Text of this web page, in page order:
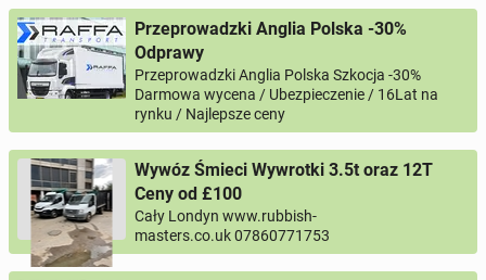
Przeprowadzki Anglia Polska -30%
Odprawy
Przeprowadzki Anglia Polska Szkocja -30%
Darmowa wycena / Ubezpieczenie / 16Lat na
rynku / Najlepsze ceny
Wywóz Śmieci Wywrotki 3.5t oraz 12T
Ceny od £100
Cały Londyn www.rubbish-
masters.co.uk 07860771753